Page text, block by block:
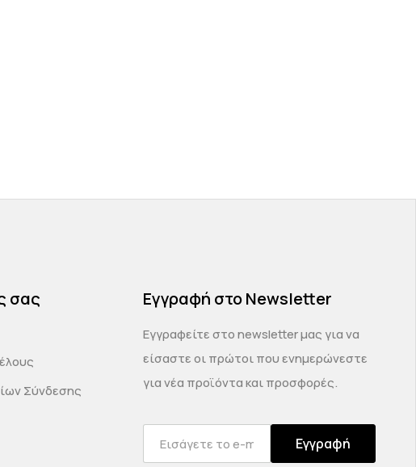
σας
Σύνδεσης
Εγγραφή στο Newsletter
Εγγραφείτε στο newsletter μας για να
είσαστε οι πρώτοι που ενημερώνεστε
για νέα προϊόντα και προσφορές.
Εγγραφή